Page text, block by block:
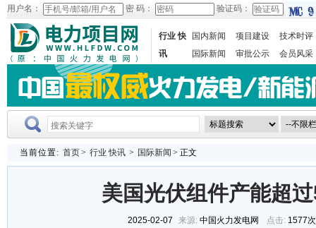
用户名： 密 码： 验证码：
行业 快
讯
国内新闻 项目建设
技术时评
国际新闻
审批公示 会员风采
当前位置: 首页> 行业 快讯 > 国际新闻 > 正文
美国光伏组件产能超
2025-02-07 来源: 中国火力发电网 点击: 1577